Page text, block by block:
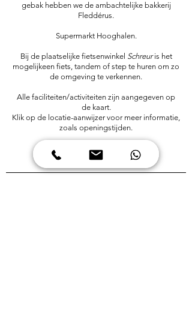
gebak hebben we de ambachtelijke bakkerij
Fleddérus.
Supermarkt Hooghalen.
​​​Bij de plaatselijke fietsenwinkel Schreuris het
mogelijkeen fiets, tandem of step te huren om zo
de omgeving te verkennen.
Alle faciliteiten/activiteiten zijn aangegeven op
de kaart.
Klik op de locatie-aanwijzer voor meer informatie,
zoals openingstijden.